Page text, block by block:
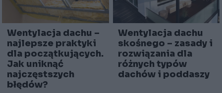
Wentylacja dachu –
najlepsze praktyki
dla początkujących.
Jak uniknąć
najczęstszych
błędów?
Wentylacja dachu
skośnego – zasady i
rozwiązania dla
różnych typów
dachów i poddaszy